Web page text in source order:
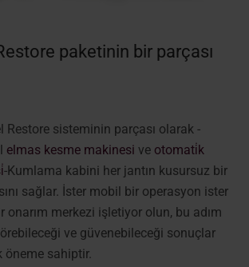
paketinin bir parçası
Restore sisteminin parçası olarak -
elmas kesme makinesi ve otomati̇k
-Kumlama kabini her jantın kusursuz bir
sağlar. İster mobil bir operasyon ister
merkezi işletiyor olun, bu adım
ve güvenebileceği sonuçlar
sahiptir.